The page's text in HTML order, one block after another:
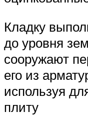
Кладку
до уровня
сооружают
его из
используя
плиту